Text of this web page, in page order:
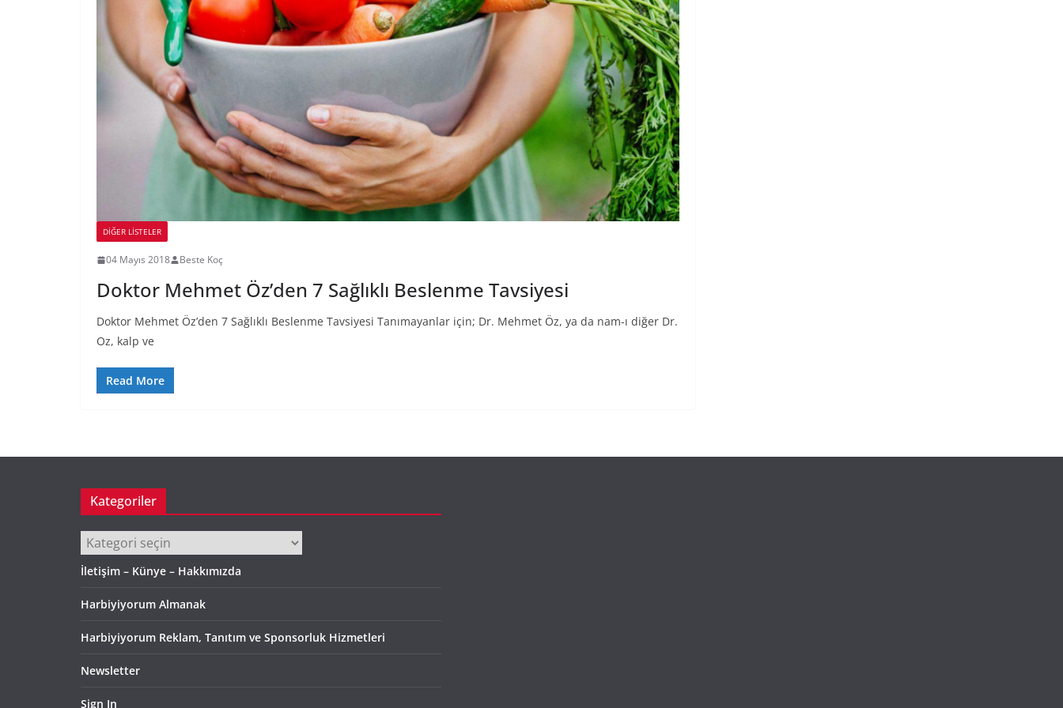
DIĞER LISTELER
04 Mayıs 2018 Beste Koç
Doktor Mehmet Öz’den 7 Sağlıklı Beslenme Tavsiyesi
Doktor Mehmet Öz’den 7 Sağlıklı Beslenme Tavsiyesi Tanımayanlar için; Dr. Mehmet Öz, ya da nam-ı diğer Dr.
Oz, kalp ve
Read More
Kategoriler
Kategoriler
İletişim – Künye – Hakkımızda
Harbiyiyorum Almanak
Harbiyiyorum Reklam, Tanıtım ve Sponsorluk Hizmetleri
Newsletter
Sign In